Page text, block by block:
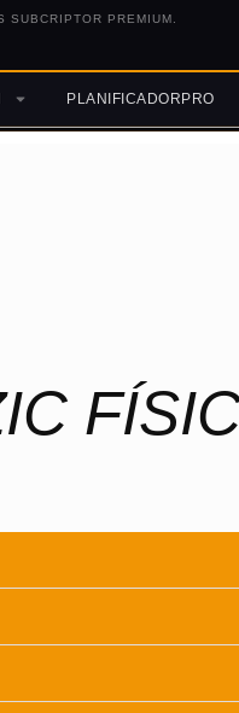
PREMIUM.
PLANIFICADORPRO